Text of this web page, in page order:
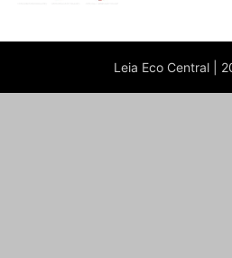
Leia Eco Central |